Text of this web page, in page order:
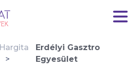
Hargita
Erdélyi Gasztro
Egyesület